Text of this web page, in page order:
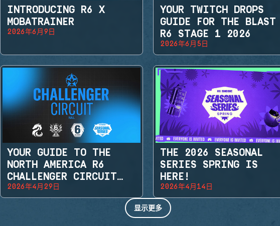
INTRODUCING R6 X
MOBATRAINER
2026年6月9日
YOUR TWITCH DROPS
GUIDE FOR THE BLAST
R6 STAGE 1 2026
2026年6月5日
YOUR GUIDE TO THE
NORTH AMERICA R6
CHALLENGER CIRCUIT
2026
2026年4月29日
THE 2026 SEASONAL
SERIES SPRING IS
HERE!
2026年4月14日
显示更多